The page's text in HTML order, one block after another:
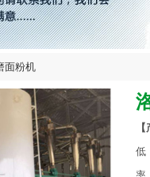
面粉机
低